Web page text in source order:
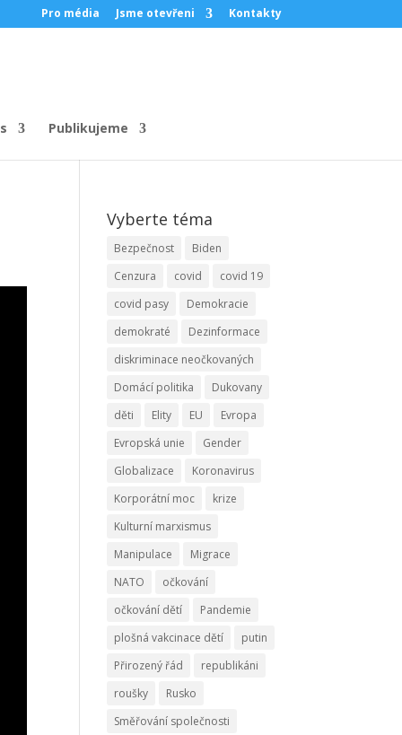
Pro média Jsme otevřeni Kontakty
Publikujeme
Vyberte téma
Bezpečnost
Biden
Cenzura
covid
covid 19
covid pasy
Demokracie
demokraté
Dezinformace
diskriminace neočkovaných
Domácí politika
Dukovany
děti
Elity EU
Evropa
Evropská unie
Gender
Globalizace
Koronavirus
Korporátní moc
krize
Kulturní marxismus
Manipulace
Migrace
NATO
očkování
očkování dětí
Pandemie
plošná vakcinace dětí
putin
Přirozený řád
republikáni
roušky
Rusko
Směřování společnosti